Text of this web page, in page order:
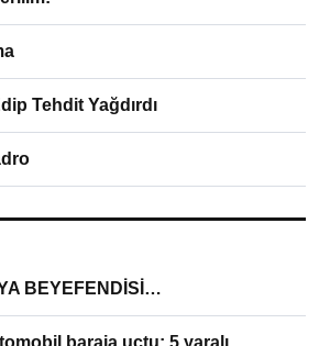
Tehdit Yağdırdı
BEYEFENDİSİ…
baraja uçtu: 5 yaralı